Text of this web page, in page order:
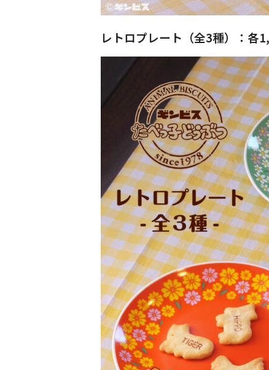
レトロプレート（全3種）：各